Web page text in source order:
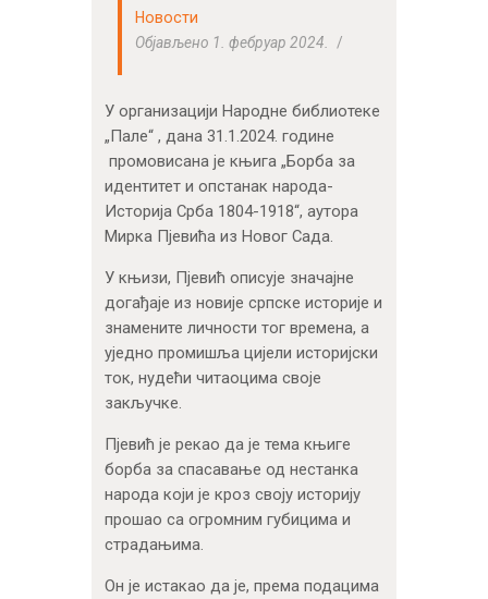
Новости
Објављено 1. фебруар 2024.
У организацији Народне библиотеке
„Пале“ , дана 31.1.2024. године
промовисана је књига „Борба за
идентитет и опстанак народа-
Историја Срба 1804-1918“, аутора
Мирка Пјевића из Новог Сада.
У књизи, Пјевић описује значајне
догађаје из новије српске историје и
знамените личности тог времена, а
уједно промишља цијели историјски
ток, нудећи читаоцима своје
закључке.
Пјевић је рекао да је тема књиге
борба за спасавање од нестанка
народа који је кроз своју историју
прошао са огромним губицима и
страдањима.
Он је истакао да је, према подацима